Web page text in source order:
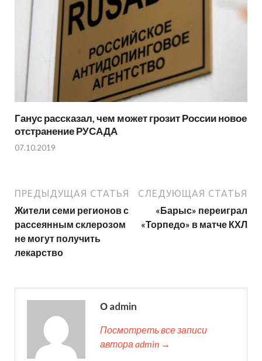
Ганус рассказал, чем может грозит России новое
отстранение РУСАДА
07.10.2019
ПРЕДЫДУЩАЯ СТАТЬЯ
Жители семи регионов с
рассеянным склерозом
не могут получить
лекарство
СЛЕДУЮЩАЯ СТАТЬЯ
«Барыс» переиграл
«Торпедо» в матче КХЛ
О admin
Посмотреть все записи
автора admin →